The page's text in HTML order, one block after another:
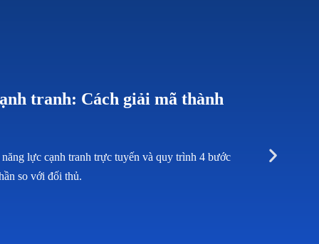
tranh: Cách giải mã thành
lực cạnh tranh trực tuyến và quy trình 4 bước
so với đối thủ.